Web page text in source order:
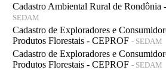
Cadastro Ambiental Rural de Rondônia
SEDAM
Cadastro de Exploradores e
Produtos Florestais - CEPROF - SEDAM
Cadastro de Exploradores e
Produtos Florestais - CEPROF - SEDAM